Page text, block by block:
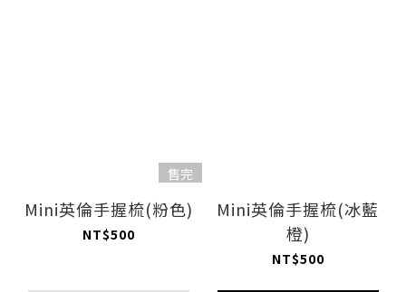
售完
Mini英倫手握梳(粉色)
NT$500
Mini英倫手握梳(冰藍
橙)
NT$500